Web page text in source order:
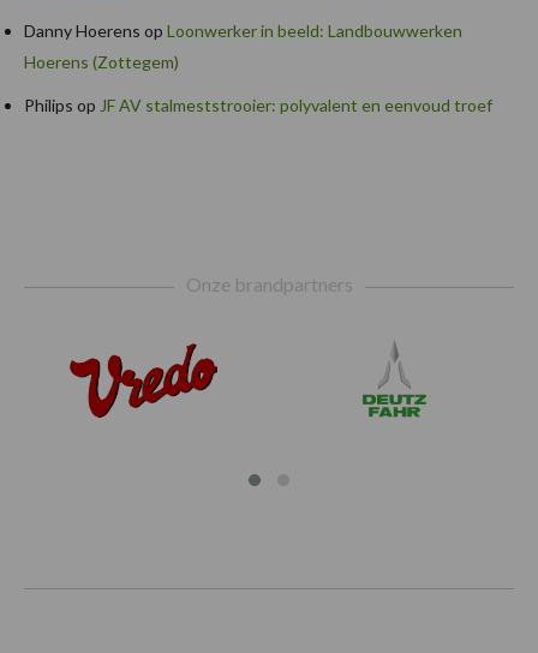
Danny Hoerens op Loonwerker in beeld: Landbouwwerken
Hoerens (Zottegem)
Philips op JF AV stalmeststrooier: polyvalent en eenvoud troef
Onze brandpartners